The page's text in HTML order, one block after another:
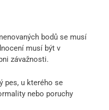
bodů se musí
musí být v
závažnosti.
pes, u kterého se
nebo poruchy